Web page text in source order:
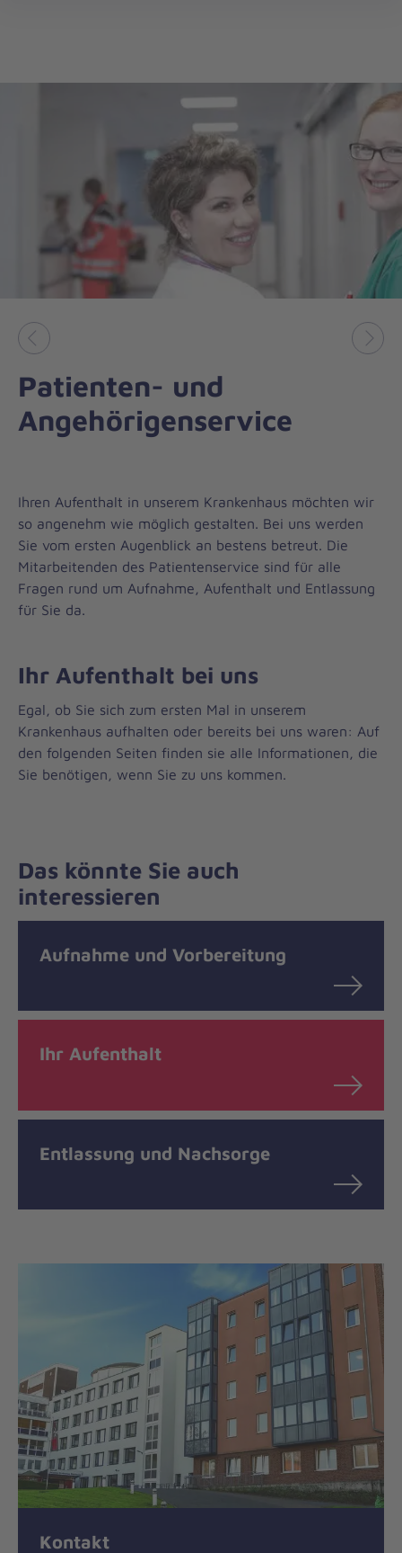
Vorheriges
Patienten- und
Angehörigenservice
Ihren Aufenthalt in unserem Krankenhaus möchten wir
so angenehm wie möglich gestalten. Bei uns werden
Sie vom ersten Augenblick an bestens betreut. Die
Mitarbeitenden des Patientenservice sind für alle
Fragen rund um Aufnahme, Aufenthalt und Entlassung
für Sie da.
Ihr Aufenthalt bei uns
Egal, ob Sie sich zum ersten Mal in unserem
Krankenhaus aufhalten oder bereits bei uns waren: Auf
den folgenden Seiten finden sie alle Informationen, die
Sie benötigen, wenn Sie zu uns kommen.
Das könnte Sie auch
interessieren
Aufnahme und Vorbereitung
Ihr Aufenthalt
Entlassung und Nachsorge
Kontakt